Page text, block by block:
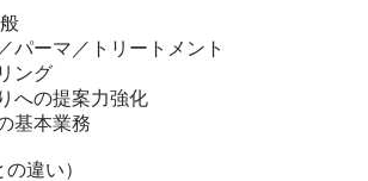
パーマ／トリートメント
ング
への提案力強化
基本業務
違い）